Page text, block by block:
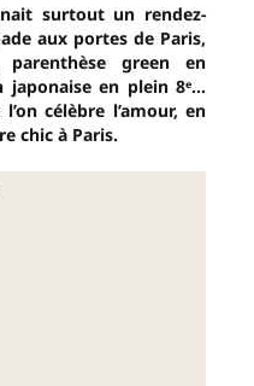
surtout un rendez-
aux portes de Paris,
green en
en plein 8ᵉ…
célèbre l’amour, en
chic à Paris.